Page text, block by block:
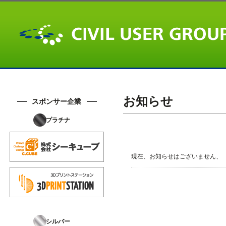
スポンサー企業
プラチナ
シルバー
お知らせ
現在、お知らせはございません、